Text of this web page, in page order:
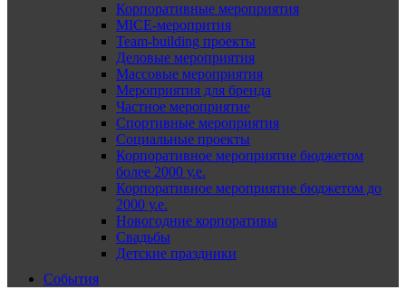
Корпоративные мероприятия
MICE-меропрития
Team-building проекты
Деловые мероприятия
Массовые мероприятия
Мероприятия для бренда
Частное мероприятие
Спортивные мероприятия
Социальные проекты
Корпоративное мероприятие бюджетом
более 2000 у.е.
Корпоративное мероприятие бюджетом до
2000 у.е.
Новогодние корпоративы
Свадьбы
Детские праздники
События